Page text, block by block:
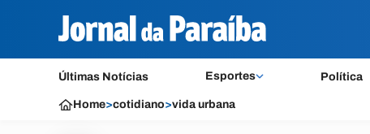
Últimas Notícias Esportes Política
Home>cotidiano>vida urbana